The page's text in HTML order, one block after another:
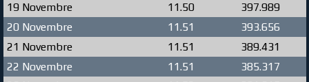
19 Novembre
11.50
397.989
20 Novembre
11.51
393.656
21 Novembre
11.51
389.431
22 Novembre
11.51
385.317